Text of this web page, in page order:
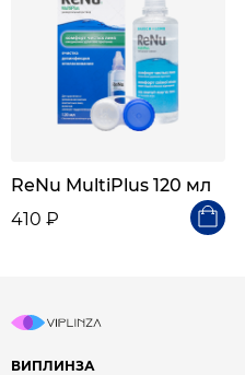
ReNu MultiPlus 120 мл
410 ₽
ВИПЛИНЗА